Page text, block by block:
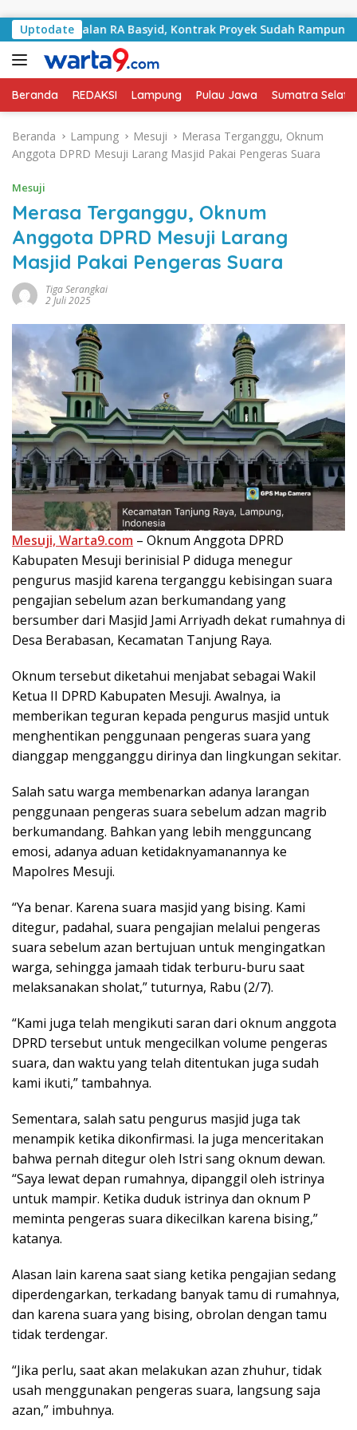
Uptodate
Jalan RA Basyid, Kontrak Proyek Sudah Rampung
Beranda REDAKSI Lampung Pulau Jawa Sumatra
Beranda Lampung Mesuji
Merasa Terganggu, Oknum
Anggota DPRD Mesuji Larang Masjid Pakai Pengeras Suara
Mesuji
Merasa Terganggu, Oknum
Anggota DPRD Mesuji Larang
Masjid Pakai Pengeras Suara
Tiga Serangkai
2 Juli 2025
Mesuji, Warta9.com – Oknum Anggota DPRD
Kabupaten Mesuji berinisial P diduga menegur
pengurus masjid karena terganggu kebisingan suara
pengajian sebelum azan berkumandang yang
bersumber dari Masjid Jami Arriyadh dekat rumahnya di
Desa Berabasan, Kecamatan Tanjung Raya.
Oknum tersebut diketahui menjabat sebagai Wakil
Ketua II DPRD Kabupaten Mesuji. Awalnya, ia
memberikan teguran kepada pengurus masjid untuk
menghentikan penggunaan pengeras suara yang
dianggap mengganggu dirinya dan lingkungan sekitar.
Salah satu warga membenarkan adanya larangan
penggunaan pengeras suara sebelum adzan magrib
berkumandang. Bahkan yang lebih mengguncang
emosi, adanya aduan ketidaknyamanannya ke
Mapolres Mesuji.
“Ya benar. Karena suara masjid yang bising. Kami
ditegur, padahal, suara pengajian melalui pengeras
suara sebelum azan bertujuan untuk mengingatkan
warga, sehingga jamaah tidak terburu-buru saat
melaksanakan sholat,” tuturnya, Rabu (2/7).
“Kami juga telah mengikuti saran dari oknum anggota
DPRD tersebut untuk mengecilkan volume pengeras
suara, dan waktu yang telah ditentukan juga sudah
kami ikuti,” tambahnya.
Sementara, salah satu pengurus masjid juga tak
menampik ketika dikonfirmasi. Ia juga menceritakan
bahwa pernah ditegur oleh Istri sang oknum dewan.
“Saya lewat depan rumahnya, dipanggil oleh istrinya
untuk mampir. Ketika duduk istrinya dan oknum P
meminta pengeras suara dikecilkan karena bising,”
katanya.
Alasan lain karena saat siang ketika pengajian sedang
diperdengarkan, terkadang banyak tamu di rumahnya,
dan karena suara yang bising, obrolan dengan tamu
tidak terdengar.
“Jika perlu, saat akan melakukan azan zhuhur, tidak
usah menggunakan pengeras suara, langsung saja
azan,” imbuhnya.